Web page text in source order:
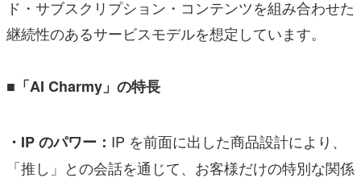
ド・サブスクリプション・コンテンツを組み合わせた
継続性のあるサービスモデルを想定しています。
■「AI Charmy」の特長
・IP のパワー： IP を前面に出した商品設計により、
「推し」との会話を通じて、お客様だけの特別な関係